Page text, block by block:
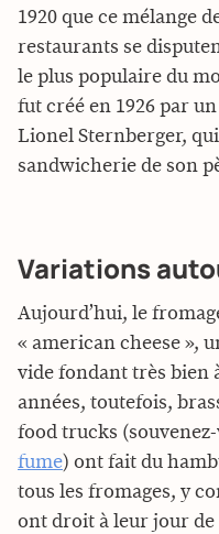
1920 que ce mélange
restaurants se
le plus populaire du
fut créé en 1926 par
Lionel Sternberger,
sandwicherie de son
Variations
Aujourd’hui, le
« american cheese »,
vide fondant très bien
années, toutefois,
food trucks
fume) ont fait du
tous les fromages, y
ont droit à leur jour de